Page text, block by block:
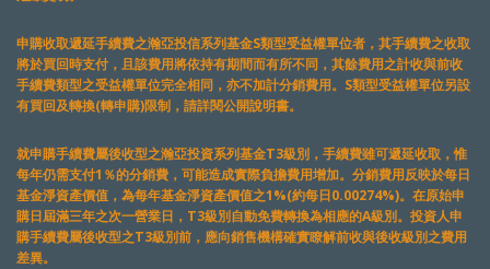
申購收取遞延手續費之瀚亞投信系列基金S類型受益權單位者，其手續費之收取
將於買回時支付，且該費用將依持有期間而有所不同，其餘費用之計收與前收
手續費類型之受益權單位完全相同，亦不加計分銷費用。S類型受益權單位另設
有買回及轉換(轉申購)限制，請詳閱公開說明書。
就申購手續費屬後收型之瀚亞投資系列基金T3級別，手續費雖可遞延收取，惟
每年仍需支付1％的分銷費，可能造成實際負擔費用增加。分銷費用反映於每日
基金淨資產價值，為每年基金淨資產價值之1%(約每日0.00274%)。在原始申
購日屆滿三年之次一營業日，T3級別自動免費轉換為相應的A級別。投資人申
購手續費屬後收型之T3級別前，應向銷售機構確實瞭解前收與後收級別之費用
差異。